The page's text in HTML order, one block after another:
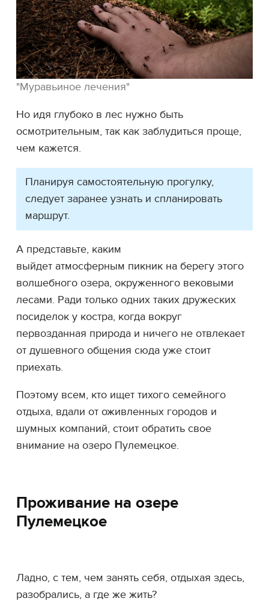
"Муравьиное лечения"
Но идя глубоко в лес нужно быть
осмотрительным, так как заблудиться проще,
чем кажется.
Планируя самостоятельную прогулку,
следует заранее узнать и спланировать
маршрут.
А представьте, каким
выйдет атмосферным пикник на берегу этого
волшебного озера, окруженного вековыми
лесами. Ради только одних таких дружеских
посиделок у костра, когда вокруг
первозданная природа и ничего не отвлекает
от душевного общения сюда уже стоит
приехать.
Поэтому всем, кто ищет тихого семейного
отдыха, вдали от оживленных городов и
шумных компаний, стоит обратить свое
внимание на озеро Пулемецкое.
Проживание на озере
Пулемецкое
Ладно, с тем, чем занять себя, отдыхая здесь,
разобрались, а где же жить?